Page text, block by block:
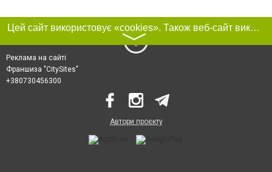
Цей сайт використовує «cookies». Також веб-сайт використовує інтернет-сервіс для збору технічних даних стосовно відвідувачів з метою отримання маркетингової та статистичної інформації. Умови обробки даних відвідувачів сайту див.
〉
Реклама на сайті
Франшиза "CitySites"
+380730456300
Автори проєкту